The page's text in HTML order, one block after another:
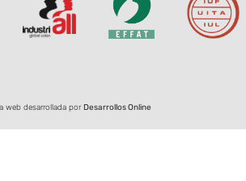
web desarrollada porDesarrollos Online